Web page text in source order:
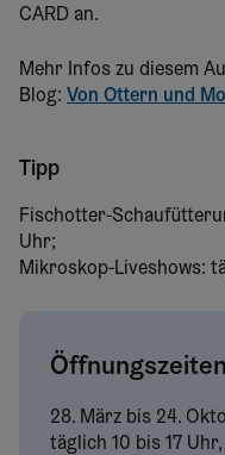
CARD an.
Mehr Infos zu diesem
Blog: Von Ottern und
Tipp
Fischotter-
Uhr;
Mikroskop-Liveshows:
Öffnungszeiten
28. März bis 24.
täglich 10 bis 17 Uhr,